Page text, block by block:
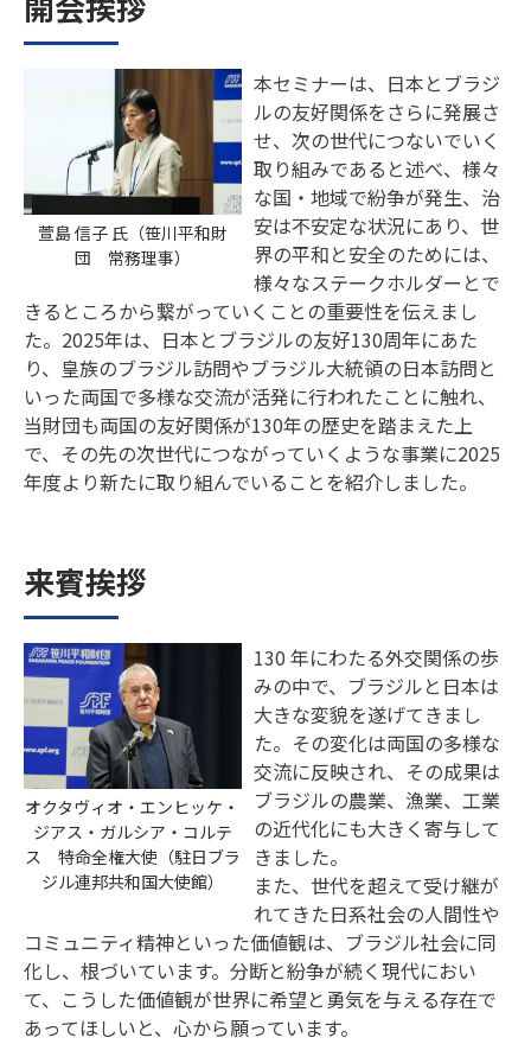
萱島 信子 氏（笹川平和財
団 常務理事）
本セミナーは、日本とブラジ
ルの友好関係をさらに発展さ
せ、次の世代につないでいく
取り組みであると述べ、様々
な国・地域で紛争が発生、治
安は不安定な状況にあり、世
界の平和と安全のためには、
様々なステークホルダーとで
きるところから繋がっていくことの重要性を伝えまし
た。2025年は、日本とブラジルの友好130周年にあた
り、皇族のブラジル訪問やブラジル大統領の日本訪問と
いった両国で多様な交流が活発に行われたことに触れ、
当財団も両国の友好関係が130年の歴史を踏まえた上
で、その先の次世代につながっていくような事業に2025
年度より新たに取り組んでいることを紹介しました。
来賓挨拶
オクタヴィオ・エンヒッケ・
ジアス・ガルシア・コルテ
ス 特命全権大使（駐日ブラ
ジル連邦共和国大使館）
130 年にわたる外交関係の歩
みの中で、ブラジルと日本は
大きな変貌を遂げてきまし
た。その変化は両国の多様な
交流に反映され、その成果は
ブラジルの農業、漁業、工業
の近代化にも大きく寄与して
きました。
また、世代を超えて受け継が
れてきた日系社会の人間性や
コミュニティ精神といった価値観は、ブラジル社会に同
化し、根づいています。分断と紛争が続く現代におい
て、こうした価値観が世界に希望と勇気を与える存在で
あってほしいと、心から願っています。